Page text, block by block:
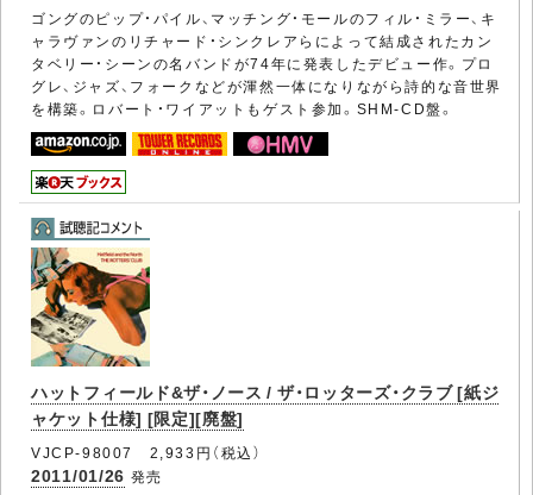
ゴングのピップ・パイル、マッチング・モールのフィル・ミラー、キ
ャラヴァンのリチャード・シンクレアらによって結成されたカン
タベリー・シーンの名バンドが74年に発表したデビュー作。プロ
グレ、ジャズ、フォークなどが渾然一体になりながら詩的な音世界
を構築。ロバート・ワイアットもゲスト参加。SHM-CD盤。
ハットフィールド&ザ・ノース / ザ・ロッターズ・クラブ [紙ジ
ャケット仕様] [限定][廃盤]
VJCP-98007 2,933円（税込）
2011/01/26 発売